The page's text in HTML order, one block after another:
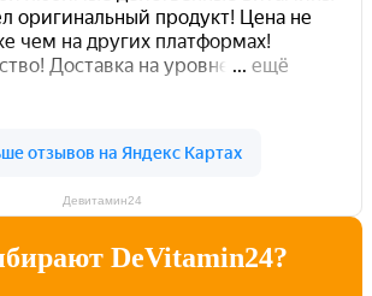
Девитамин24
DeVitamin24?